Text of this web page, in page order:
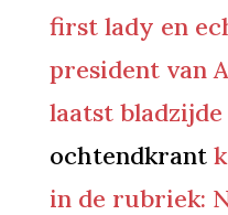
first lady en
president van
laatst
ochtendkrant
in de rubriek: